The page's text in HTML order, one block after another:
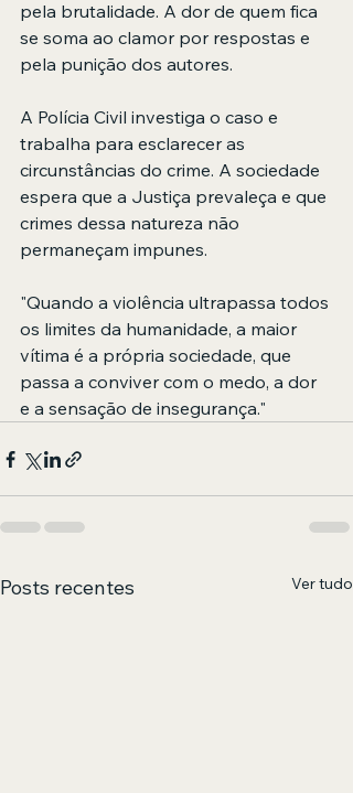
pela brutalidade. A dor de quem fica
se soma ao clamor por respostas e
pela punição dos autores.
A Polícia Civil investiga o caso e
trabalha para esclarecer as
circunstâncias do crime. A sociedade
espera que a Justiça prevaleça e que
crimes dessa natureza não
permaneçam impunes.
"Quando a violência ultrapassa todos
os limites da humanidade, a maior
vítima é a própria sociedade, que
passa a conviver com o medo, a dor
e a sensação de insegurança."
Posts recentes Ver tudo